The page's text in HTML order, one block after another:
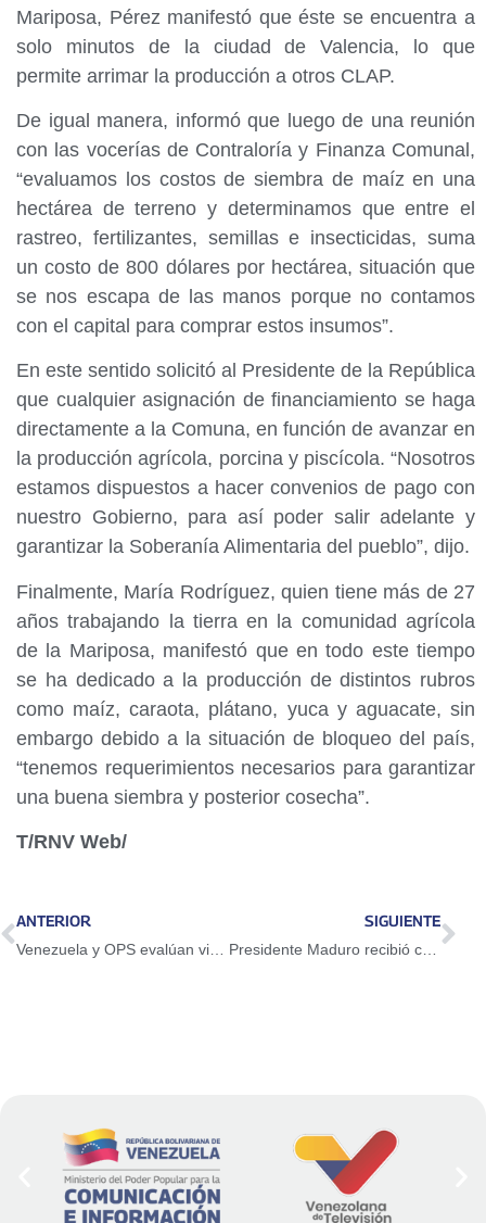
Mariposa, Pérez manifestó que éste se encuentra a
solo minutos de la ciudad de Valencia, lo que
permite arrimar la producción a otros CLAP.
De igual manera, informó que luego de una reunión
con las vocerías de Contraloría y Finanza Comunal,
“evaluamos los costos de siembra de maíz en una
hectárea de terreno y determinamos que entre el
rastreo, fertilizantes, semillas e insecticidas, suma
un costo de 800 dólares por hectárea, situación que
se nos escapa de las manos porque no contamos
con el capital para comprar estos insumos”.
En este sentido solicitó al Presidente de la República
que cualquier asignación de financiamiento se haga
directamente a la Comuna, en función de avanzar en
la producción agrícola, porcina y piscícola. “Nosotros
estamos dispuestos a hacer convenios de pago con
nuestro Gobierno, para así poder salir adelante y
garantizar la Soberanía Alimentaria del pueblo”, dijo.
Finalmente, María Rodríguez, quien tiene más de 27
años trabajando la tierra en la comunidad agrícola
de la Mariposa, manifestó que en todo este tiempo
se ha dedicado a la producción de distintos rubros
como maíz, caraota, plátano, yuca y aguacate, sin
embargo debido a la situación de bloqueo del país,
“tenemos requerimientos necesarios para garantizar
una buena siembra y posterior cosecha”.
T/RNV Web/
ANTERIOR SIGUIENTE
Presidente Maduro recibió cartas credenciales del nuevo embajador de Portugal